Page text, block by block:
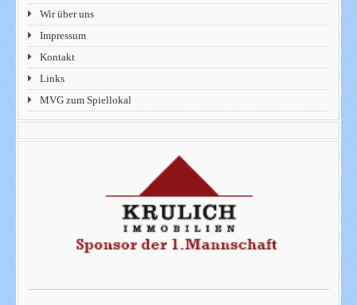
Wir über uns
Impressum
Kontakt
Links
MVG zum Spiellokal